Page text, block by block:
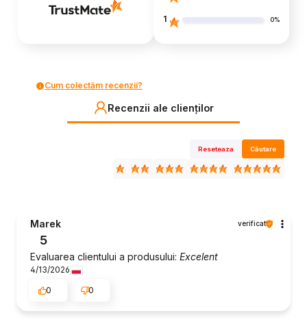
1 0%
Cum colectăm recenzii?
Recenzii ale clienților
Reseteaza Căutare
Marek verificat
5
Evaluarea clientului a produsului: Excelent
4/13/2026
0
0